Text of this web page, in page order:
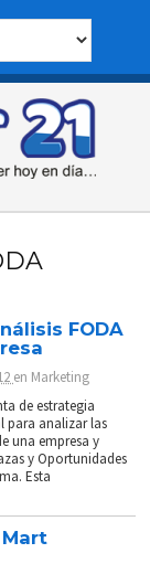
FODA
en Marketing
de estrategia
para analizar las
una empresa y
y Oportunidades
Esta